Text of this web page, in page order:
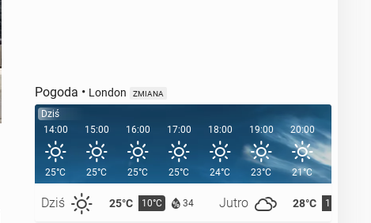
Pogoda • London ZMIANA
Dziś
14:00
25°C
Dziś 25°C 10°C 34 Jutro 28°C 11°C
15:00
25°C
16:00
25°C
17:00
25°C
18:00
24°C
19:00
23°C
20:00
21°C